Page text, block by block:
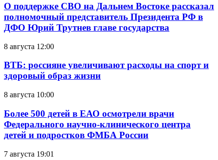
О поддержке СВО на Дальнем Востоке рассказал
полномочный представитель Президента РФ в
ДФО Юрий Трутнев главе государства
8 августа 12:00
ВТБ: россияне увеличивают расходы на спорт и
здоровый образ жизни
8 августа 10:00
Более 500 детей в ЕАО осмотрели врачи
Федерального научно-клинического центра
детей и подростков ФМБА России
7 августа 19:01